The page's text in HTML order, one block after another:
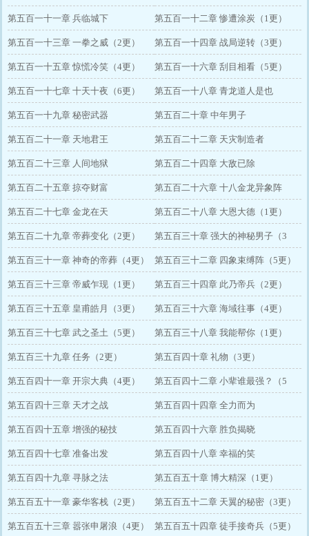
第五百一十一章 兵临城下 第五百一十二章 惨遭涂炭（1更）
第五百一十三章 一拳之威（2更） 第五百一十四章 战局逆转（3更）
第五百一十五章 惊慌冷笑（4更） 第五百一十六章 刮目相看（5更）
第五百一十七章 十天十夜（6更） 第五百一十八章 青龙道人是也
第五百一十九章 秘密武器 第五百二十章 中年男子
第五百二十一章 天地君王 第五百二十二章 天灾制造者
第五百二十三章 人间地狱 第五百二十四章 大敌已除
第五百二十五章 掠夺财富 第五百二十六章 十八金龙异象阵
第五百二十七章 金龙在天 第五百二十八章 大恩大德（1更）
第五百二十九章 帝葬变化（2更） 第五百三十章 强大的神秘男子（3
更）
第五百三十一章 神奇的帝葬（4更） 第五百三十二章 四象束缚阵（5更）
第五百三十三章 帝威乍现（1更） 第五百三十四章 此乃帝兵（2更）
第五百三十五章 皇甫皓月（3更） 第五百三十六章 海域往事（4更）
第五百三十七章 武之圣土（5更） 第五百三十八章 我能帮你（1更）
第五百三十九章 任务（2更） 第五百四十章 礼物（3更）
第五百四十一章 开宗大典（4更） 第五百四十二章 小辈谁最强？（5
更）
第五百四十三章 天才之战 第五百四十四章 全力而为
第五百四十五章 增强的秘技 第五百四十六章 胜负揭晓
第五百四十七章 准备出发 第五百四十八章 幸福的笑
第五百四十九章 寻脉之法 第五百五十章 博大精深（1更）
第五百五十一章 豪华客栈（2更） 第五百五十二章 天翼的秘密（3更）
第五百五十三章 嚣张申屠浪（4更） 第五百五十四章 徒手接奇兵（5更）